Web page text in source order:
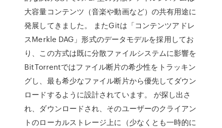
大容量コンテンツ（音楽や動画など）の共有用途に
発展してきました。 またGitは「コンテンツアドレ
スMerkle DAG」形式のデータモデルを採用してお
り、この方式は既に分散ファイルシステムに影響を
BitTorrentではファイル断片の希少性をトラッキン
グし、最も希少なファイル断片から優先してダウン
ロードするように設計されています。 が探し出さ
れ、ダウンロードされ、そのユーザーのクライアン
トのローカルストレージ上に（少なくとも一時的に